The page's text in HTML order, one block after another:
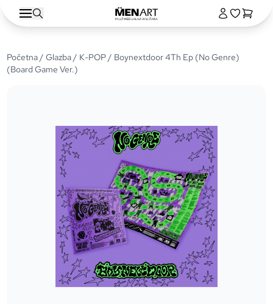
Početna/Glazba/ K-POP/ Boynextdoor 4Th Ep (No Genre)
(Board Game Ver.)